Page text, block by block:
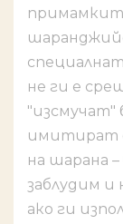
не ги е
"изсмучат"
имитират
на шарана
заблудим и
ако ги